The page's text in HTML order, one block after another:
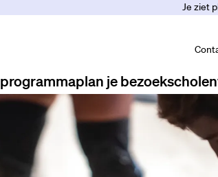
Je ziet
programmaplan je bezoekscholen